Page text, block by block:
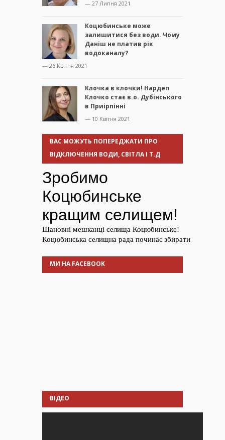
— 27 Липня 2021
Коцюбинське може
залишитися без води. Чому
Даніш не платив рік
водоканалу?
— 26 Квітня 2021
Клочка в клочки! Нардеп
Клочко стає в.о. Дубінського
в Приірпінні
— 10 Квітня 2021
ВАС МОЖУТЬ ПОПЕРЕДЖАТИ ПРО
ВІДКЛЮЧЕННЯ ВОДИ, СВІТЛА І Т.Д
МИ НА FACEBOOK
ВІДЕО